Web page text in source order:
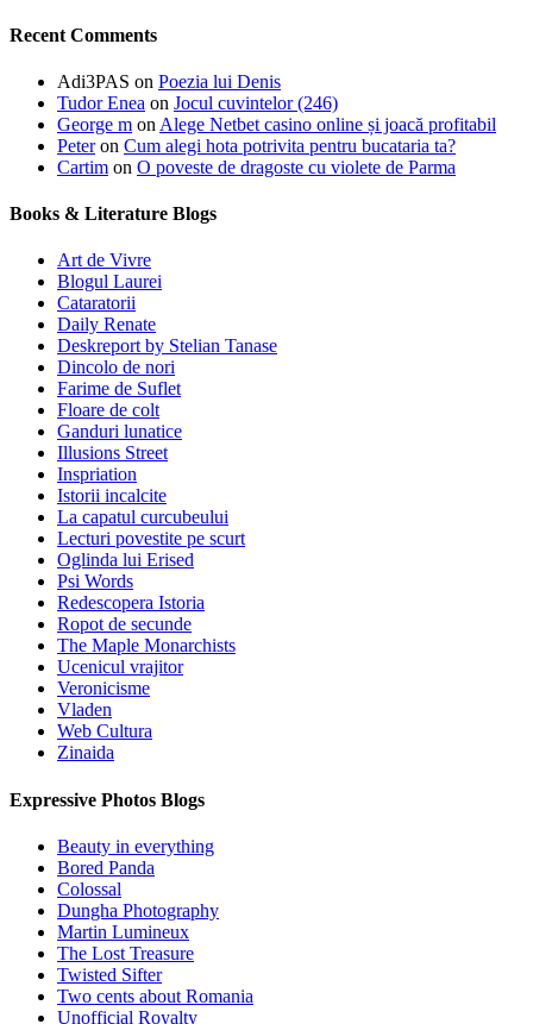
Recent Comments
Adi3PAS on Poezia lui Denis
Tudor Enea on Jocul cuvintelor (246)
George m on Alege Netbet casino online și joacă profitabil
Peteron Cum alegi hota potrivita pentru bucataria ta?
Cartim on O poveste de dragoste cu violete de Parma
Books & Literature Blogs
Art de Vivre
Blogul Laurei
Cataratorii
Daily Renate
Deskreport by Stelian Tanase
Dincolo de nori
Farime de Suflet
Floare de colt
Ganduri lunatice
Illusions Street
Inspriation
Istorii incalcite
La capatul curcubeului
Lecturi povestite pe scurt
Oglinda lui Erised
Psi Words
Redescopera Istoria
Ropot de secunde
The Maple Monarchists
Ucenicul vrajitor
Veronicisme
Vladen
Web Cultura
Zinaida
Expressive Photos Blogs
Beauty in everything
Bored Panda
Colossal
Dungha Photography
Martin Lumineux
The Lost Treasure
Twisted Sifter
Two cents about Romania
Unofficial Royalty